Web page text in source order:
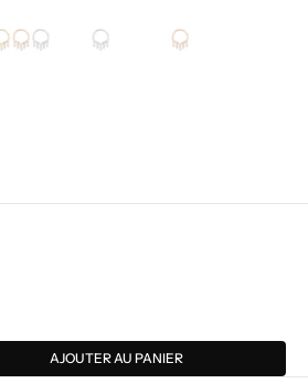
AJOUTER AU PANIER